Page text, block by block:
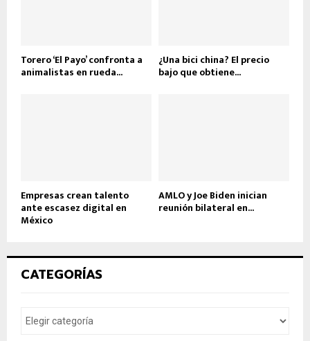
Torero ‘El Payo’ confronta a
animalistas en rueda...
¿Una bici china? El precio
bajo que obtiene...
Empresas crean talento
ante escasez digital en
México
AMLO y Joe Biden inician
reunión bilateral en...
CATEGORÍAS